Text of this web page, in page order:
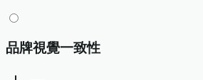
品牌視覺一致性